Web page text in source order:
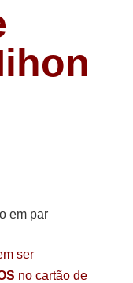
em par
ser
no cartão de